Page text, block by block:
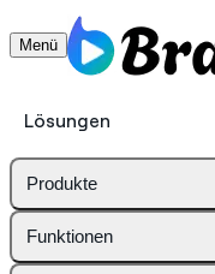
Menü
Lösungen
Produkte
Funktionen